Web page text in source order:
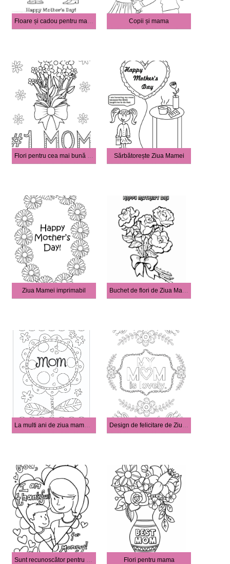
Floare și cadou pentru mama Copii și mama
Flori pentru cea mai bună mamă Sărbătorește Ziua Mamei
Ziua Mamei imprimabil Buchet de flori de Ziua Mamei fericit
La multi ani de ziua mamei cu floarea soarelui Design de felicitare de Ziua Mamei
Sunt recunoscător pentru mami Flori pentru mama